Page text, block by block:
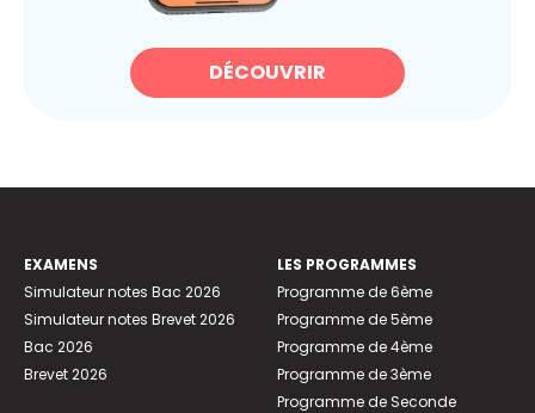
DÉCOUVRIR
EXAMENS
Simulateur notes Bac 2026
Simulateur notes Brevet 2026
Bac 2026
Brevet 2026
LES PROGRAMMES
Programme de 6ème
Programme de 5ème
Programme de 4ème
Programme de 3ème
Programme de Seconde